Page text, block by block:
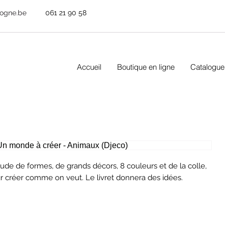
061 21 90 58
Accueil Boutique en ligne Catalogue
de formes, de grands décors, 8 couleurs et de la colle,
créer comme on veut. Le livret donnera des idées.